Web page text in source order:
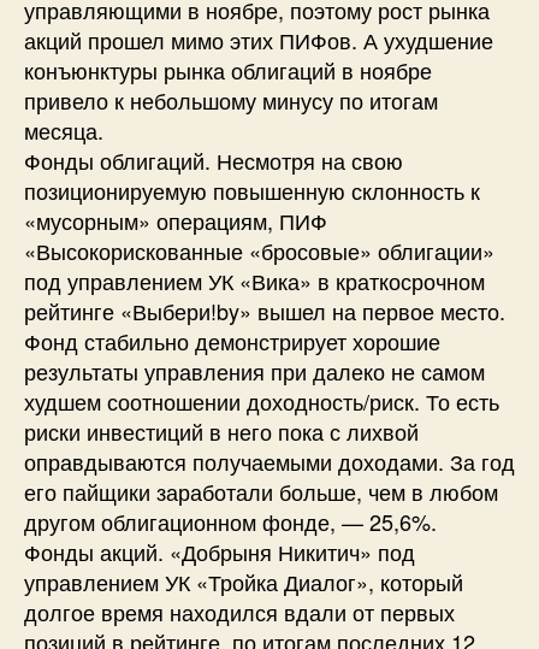
управляющими в ноябре, поэтому рост рынка
акций прошел мимо этих ПИФов. А ухудшение
конъюнктуры рынка облигаций в ноябре
привело к небольшому минусу по итогам
месяца.
Фонды облигаций. Несмотря на свою
позиционируемую повышенную склонность к
«мусорным» операциям, ПИФ
«Высокорискованные «бросовые» облигации»
под управлением УК «Вика» в краткосрочном
рейтинге «Выбери!by» вышел на первое место.
Фонд стабильно демонстрирует хорошие
результаты управления при далеко не самом
худшем соотношении доходность/риск. То есть
риски инвестиций в него пока с лихвой
оправдываются получаемыми доходами. За год
его пайщики заработали больше, чем в любом
другом облигационном фонде, — 25,6%.
Фонды акций. «Добрыня Никитич» под
управлением УК «Тройка Диалог», который
долгое время находился вдали от первых
позиций в рейтинге, по итогам последних 12